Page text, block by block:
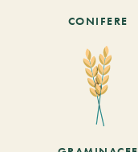
CONIFERE